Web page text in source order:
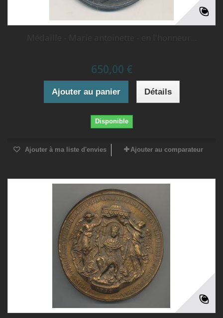
650,00 €
Ajouter au panier Détails
Disponible
Ajouter à ma liste d'envies Ajouter au comparateur